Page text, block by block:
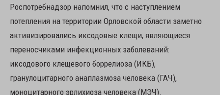
Роспотребнадзор напомнил, что с наступлением
потепления на территории Орловской области заметно
активизировались иксодовые клещи, являющиеся
переносчиками инфекционных заболеваний:
иксодового клещевого боррелиоза (ИКБ),
гранулоцитарного анаплазмоза человека (ГАЧ),
моноцитарного эрлихиоза человека (МЭЧ).